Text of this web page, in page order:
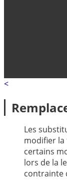
<
Les
modifier
certains
lors de la
contrainte